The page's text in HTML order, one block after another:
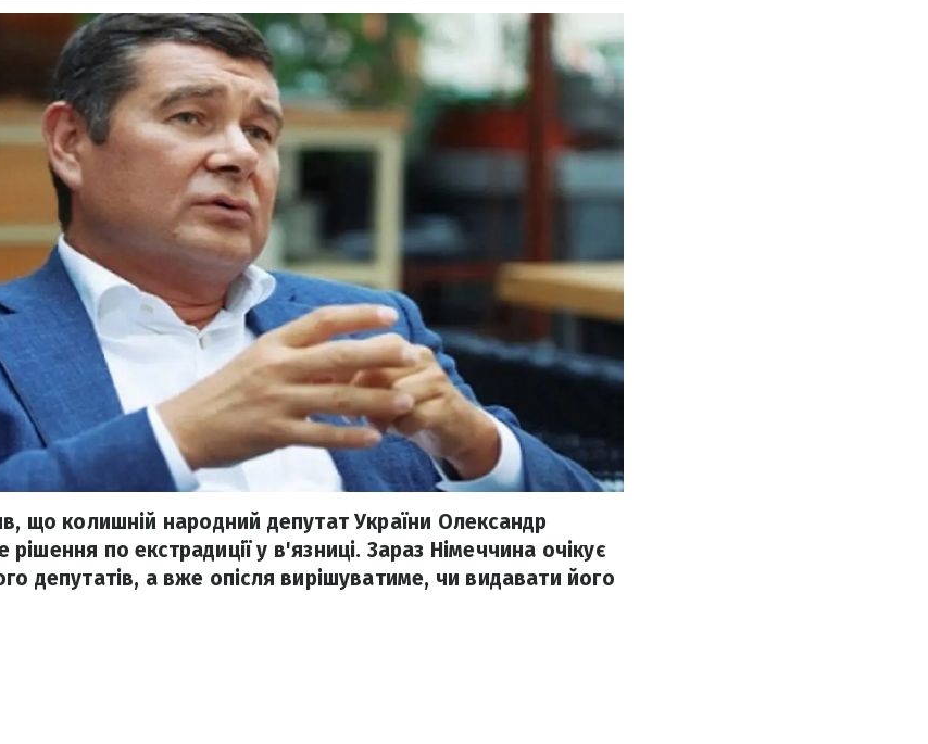
що колишній народний депутат України Олександр
по екстрадиції у в'язниці. Зараз Німеччина очікує
депутатів, а вже опісля вирішуватиме, чи видавати його